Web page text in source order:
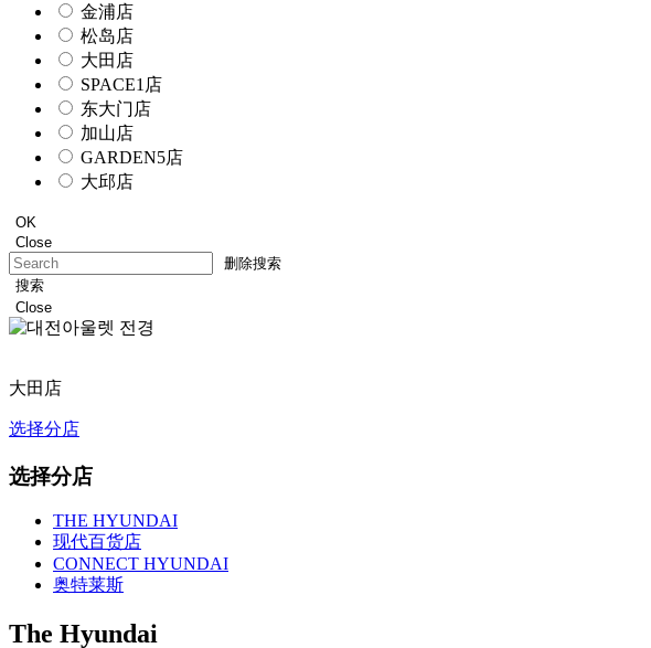
金浦店
松岛店
大田店
SPACE1店
东大门店
加山店
GARDEN5店
大邱店
OK
Close
删除搜索
搜索
Close
지
大田店
选择分店
选择分店
THE HYUNDAI
现代百货店
CONNECT HYUNDAI
奥特莱斯
The Hyundai